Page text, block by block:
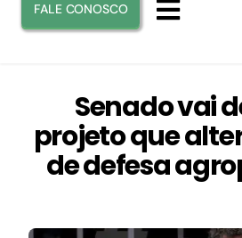
Toggle
SINFA
FALE CONOSCO
Senado vai
projeto que
de defesa